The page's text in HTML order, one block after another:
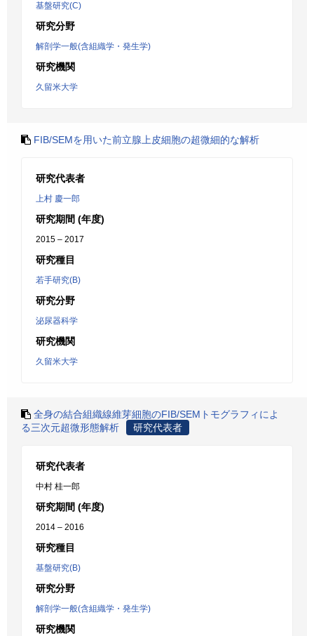
基盤研究(C)
研究分野
解剖学一般(含組織学・発生学)
研究機関
久留米大学
FIB/SEMを用いた前立腺上皮細胞の超微細的な解析
研究代表者
上村 慶一郎
研究期間 (年度)
2015 – 2017
研究種目
若手研究(B)
研究分野
泌尿器科学
研究機関
久留米大学
全身の結合組織線維芽細胞のFIB/SEMトモグラフィによ
る三次元超微形態解析
研究代表者
研究代表者
中村 桂一郎
研究期間 (年度)
2014 – 2016
研究種目
基盤研究(B)
研究分野
解剖学一般(含組織学・発生学)
研究機関